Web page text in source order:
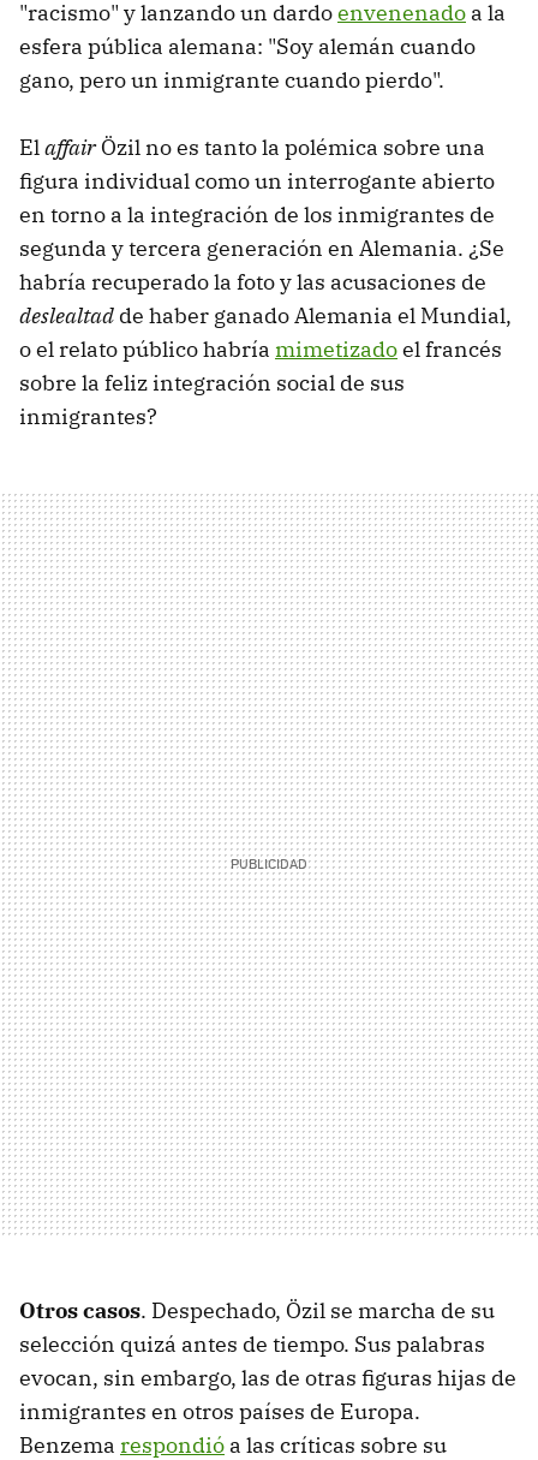
"racismo" y lanzando un dardoenvenenado a la
esfera pública alemana: "Soy alemán cuando
gano, pero un inmigrante cuando pierdo".
ElaffairÖzil no es tanto la polémica sobre una
figura individual como un interrogante abierto
en torno a la integración de los inmigrantes de
segunda y tercera generación en Alemania. ¿Se
habría recuperado la foto y las acusaciones de
deslealtad de haber ganado Alemania el Mundial,
o el relato público habría mimetizadoel francés
sobre la feliz integración social de sus
inmigrantes?
Otros casos. Despechado, Özil se marcha de su
selección quizá antes de tiempo. Sus palabras
evocan, sin embargo, las de otras figuras hijas de
inmigrantes en otros países de Europa.
Benzema respondió a las críticas sobre su